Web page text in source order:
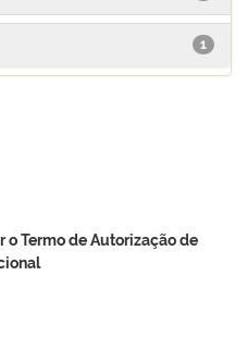
1
Termo de Autorização de